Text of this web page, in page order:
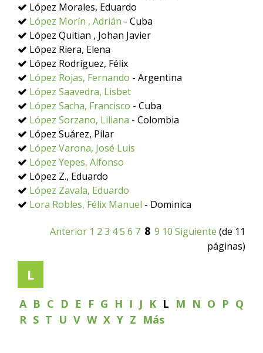
López Morales, Eduardo
López Morín , Adrián - Cuba
López Quitian , Johan Javier
López Riera, Elena
López Rodríguez, Félix
López Rojas, Fernando - Argentina
López Saavedra, Lisbet
López Sacha, Francisco - Cuba
López Sorzano, Liliana - Colombia
López Suárez, Pilar
López Varona, José Luis
López Yepes, Alfonso
López Z., Eduardo
López Zavala, Eduardo
Lora Robles, Félix Manuel - Dominica
Anterior 1 2 3 45 6 7 8 9 10 Siguiente (de 11
páginas)
L
A B C D E F G H I J K L M N O P Q
R S T U V W X Y Z Más